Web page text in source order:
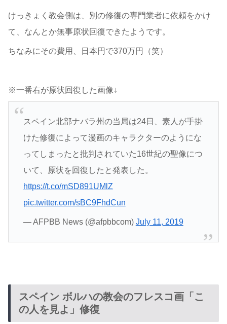
けっきょく教会側は、別の修復の専門業者に依頼をかけ
て、なんとか無事原状回復できたようです。
ちなみにその費用、日本円で370万円（笑）
※一番右が原状回復した画像↓
スペイン北部ナバラ州の当局は24日、素人が手掛
けた修復によって漫画のキャラクターのようにな
ってしまったと批判されていた16世紀の聖像につ
いて、原状を回復したと発表した。
https://t.co/mSD891UMlZ
pic.twitter.com/sBC9FhdCun
— AFPBB News (@afpbbcom) July 11, 2019
スペイン ボルハの教会のフレスコ画「こ
の人を見よ」修復